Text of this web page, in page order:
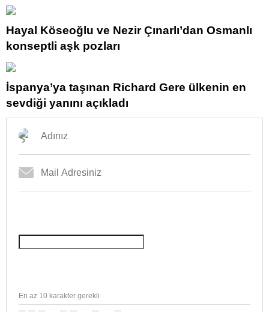
Hayal Köseoğlu ve Nezir Çınarlı’dan Osmanlı
konseptli aşk pozları
İspanya’ya taşınan Richard Gere ülkenin en
sevdiği yanını açıkladı
En az 10 karakter gerekli